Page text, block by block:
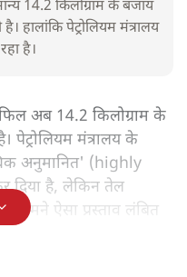
फोटो
में आई कमी की वजह से
14.2 किलोग्राम के बजाय